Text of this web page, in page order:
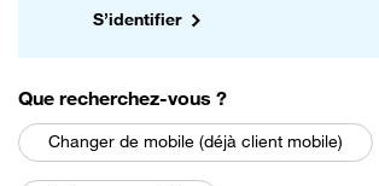
S’identifier
Que recherchez-vous parmi les choix
?
Changer de mobile (déjà client mobile)